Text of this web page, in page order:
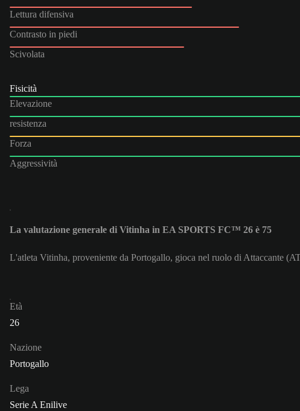
Lettura difensiva
Contrasto in piedi
Scivolata
Fisicità
Elevazione
resistenza
Forza
Aggressività
La valutazione generale di Vitinha in EA SPORTS FC™ 26 è 75
L'atleta Vitinha, proveniente da Portogallo, gioca nel ruolo di Attaccante
Età
26
Nazione
Portogallo
Lega
Serie A Enilive